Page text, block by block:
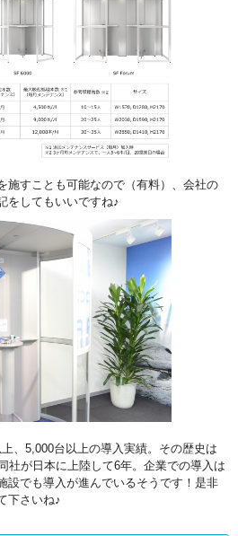
施すことも可能なので（有料）、会社の
をしてもいいですね♪
、5,000台以上の導入実績。その歴史は
社が日本に上陸して6年。企業での導入は
設でも導入が進んでいるそうです！是非
下さいね♪